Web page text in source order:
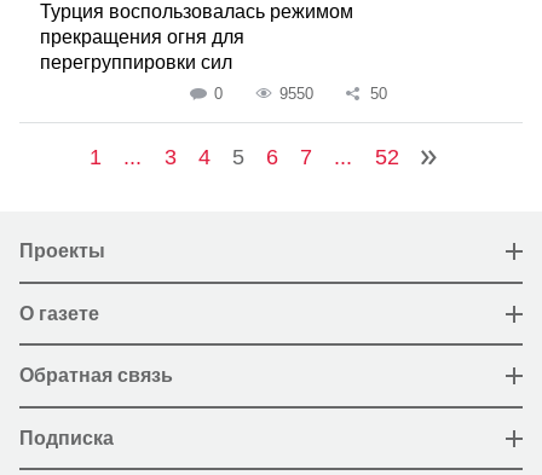
Турция воспользовалась режимом
прекращения огня для
перегруппировки сил
0 9550 50
1 ... 3 4 5 6 7 ... 52
Проекты
О газете
Обратная связь
Подписка